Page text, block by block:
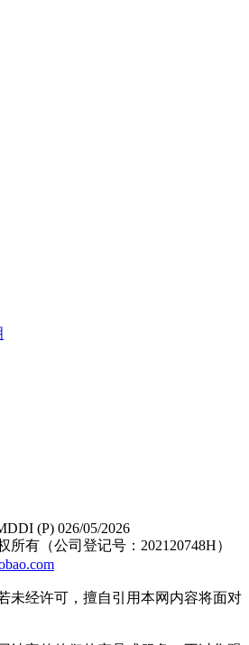
(P) 026/05/2026
有（公司登记号：202120748H）
未经许可，擅自引用本网内容将面对